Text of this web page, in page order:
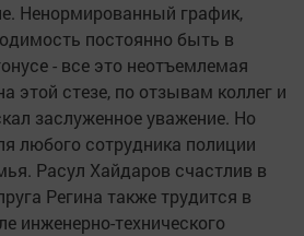
Ненормированный график,
постоянно быть в
- все это неотъемлемая
этой стезе, по отзывам коллег и
заслуженное уважение. Но
любого сотрудника полиции
Расул Хайдаров счастлив в
Регина также трудится в
инженерно-технического